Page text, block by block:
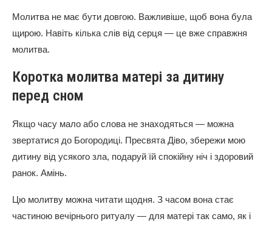
Молитва не має бути довгою. Важливіше, щоб вона була
щирою. Навіть кілька слів від серця — це вже справжня
молитва.
Коротка молитва матері за дитину
перед сном
Якщо часу мало або слова не знаходяться — можна
звертатися до Богородиці. Пресвята Діво, збережи мою
дитину від усякого зла, подаруй їй спокійну ніч і здоровий
ранок. Амінь.
Цю молитву можна читати щодня. З часом вона стає
частиною вечірнього ритуалу — для матері так само, як і